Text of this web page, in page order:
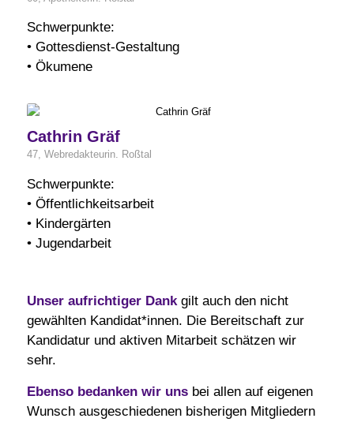
Schwerpunkte:
• Gottesdienst-Gestaltung
• Ökumene
Cathrin Gräf
47, Webredakteurin. Roßtal
Schwerpunkte:
• Öffentlichkeitsarbeit
• Kindergärten
• Jugendarbeit
Unser aufrichtiger Dankgilt auch den nicht
gewählten Kandidat*innen. Die Bereitschaft zur
Kandidatur und aktiven Mitarbeit schätzen wir
sehr.
Ebenso bedanken wir unsbei allen auf eigenen
Wunsch ausgeschiedenen bisherigen Mitgliedern